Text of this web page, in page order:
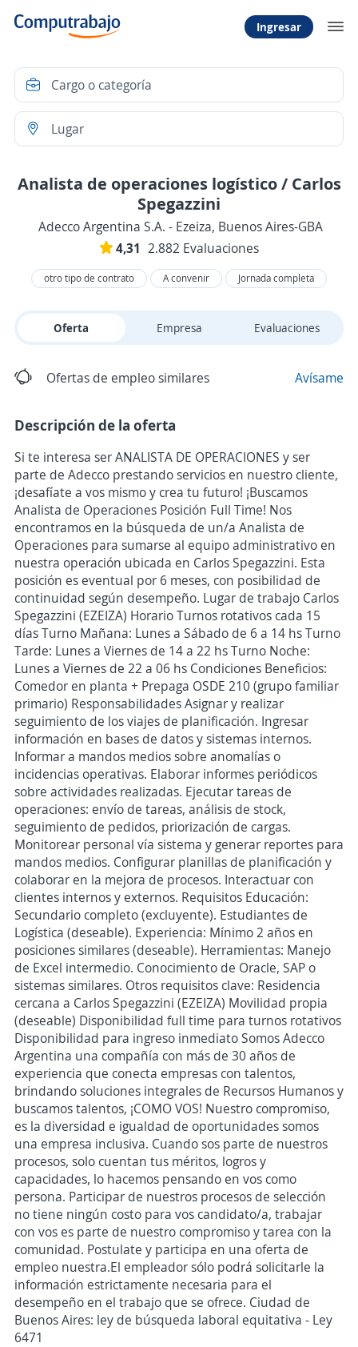
Ingresar
Analista de operaciones logístico / Carlos
Spegazzini
Adecco Argentina S.A. - Ezeiza, Buenos Aires-GBA
4,31 2.882 Evaluaciones
otro tipo de contrato A convenir Jornada completa
Oferta Empresa Evaluaciones
Ofertas de empleo similares Avísame
Descripción de la oferta
Si te interesa ser ANALISTA DE OPERACIONES y ser
parte de Adecco prestando servicios en nuestro cliente,
¡desafíate a vos mismo y crea tu futuro! ¡Buscamos
Analista de Operaciones Posición Full Time! Nos
encontramos en la búsqueda de un/a Analista de
Operaciones para sumarse al equipo administrativo en
nuestra operación ubicada en Carlos Spegazzini. Esta
posición es eventual por 6 meses, con posibilidad de
continuidad según desempeño. Lugar de trabajo Carlos
Spegazzini (EZEIZA) Horario Turnos rotativos cada 15
días Turno Mañana: Lunes a Sábado de 6 a 14 hs Turno
Tarde: Lunes a Viernes de 14 a 22 hs Turno Noche:
Lunes a Viernes de 22 a 06 hs Condiciones Beneficios:
Comedor en planta + Prepaga OSDE 210 (grupo familiar
primario) Responsabilidades Asignar y realizar
seguimiento de los viajes de planificación. Ingresar
información en bases de datos y sistemas internos.
Informar a mandos medios sobre anomalías o
incidencias operativas. Elaborar informes periódicos
sobre actividades realizadas. Ejecutar tareas de
operaciones: envío de tareas, análisis de stock,
seguimiento de pedidos, priorización de cargas.
Monitorear personal vía sistema y generar reportes para
mandos medios. Configurar planillas de planificación y
colaborar en la mejora de procesos. Interactuar con
clientes internos y externos. Requisitos Educación:
Secundario completo (excluyente). Estudiantes de
Logística (deseable). Experiencia: Mínimo 2 años en
posiciones similares (deseable). Herramientas: Manejo
de Excel intermedio. Conocimiento de Oracle, SAP o
sistemas similares. Otros requisitos clave: Residencia
cercana a Carlos Spegazzini (EZEIZA) Movilidad propia
(deseable) Disponibilidad full time para turnos rotativos
Disponibilidad para ingreso inmediato Somos Adecco
Argentina una compañía con más de 30 años de
experiencia que conecta empresas con talentos,
brindando soluciones integrales de Recursos Humanos y
buscamos talentos, ¡COMO VOS! Nuestro compromiso,
es la diversidad e igualdad de oportunidades somos
una empresa inclusiva. Cuando sos parte de nuestros
procesos, solo cuentan tus méritos, logros y
capacidades, lo hacemos pensando en vos como
persona. Participar de nuestros procesos de selección
no tiene ningún costo para vos candidato/a, trabajar
con vos es parte de nuestro compromiso y tarea con la
comunidad. Postulate y participa en una oferta de
empleo nuestra.El empleador sólo podrá solicitarle la
información estrictamente necesaria para el
desempeño en el trabajo que se ofrece. Ciudad de
Buenos Aires: ley de búsqueda laboral equitativa - Ley
6471